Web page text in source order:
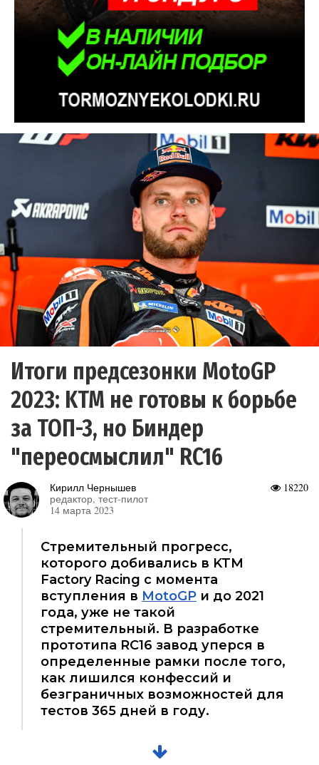
Итоги предсезонки MotoGP
2023: KTM не готовы к борьбе
за ТОП-3, но Биндер
"переосмыслил" RC16
18220
Кирилл Чернышев
редактор, тест-пилот
14 марта 2023
Стремительный прогресс,
которого добивались в KTM
Factory Racing с момента
вступления в MotoGP и до 2021
года, уже не такой
стремительный. В разработке
прототипа RC16 завод уперся в
определенные рамки после того,
как лишился конфессий и
безграничных возможностей для
тестов 365 дней в году.